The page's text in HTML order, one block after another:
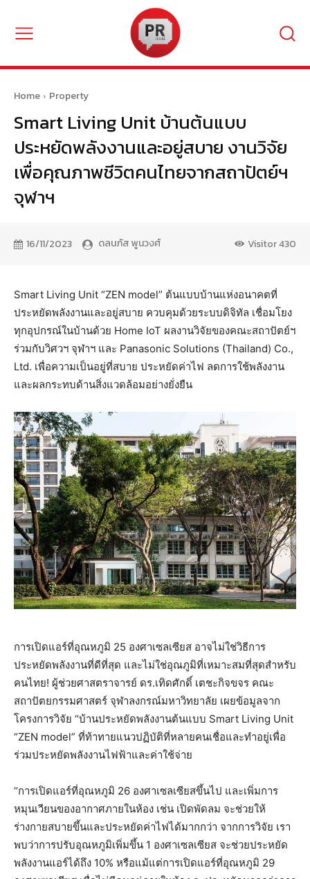
Home Property
Smart Living Unit บ้านต้นแบบ
ประหยัดพลังงานและอยู่สบาย งานวิจัย
เพื่อคุณภาพชีวิตคนไทยจากสถาปัตย์ฯ
จุฬาฯ
16/11/2023 ดลนภัส พูนวงศ์ Visitor430
Smart Living Unit “ZEN model” ต้นแบบบ้านแห่งอนาคตที่
ประหยัดพลังงานและอยู่สบาย ควบคุมด้วยระบบดิจิทัล เชื่อมโยง
ทุกอุปกรณ์ในบ้านด้วย Home IoT ผลงานวิจัยของคณะสถาปัตย์ฯ
ร่วมกับวิศวฯ จุฬาฯ และ Panasonic Solutions (Thailand) Co.,
Ltd. เพื่อความเป็นอยู่ที่สบาย ประหยัดค่าไฟ ลดการใช้พลังงาน
และผลกระทบด้านสิ่งแวดล้อมอย่างยั่งยืน
การเปิดแอร์ที่อุณหภูมิ 25 องศาเซลเซียส อาจไม่ใช่วิธีการ
ประหยัดพลังงานที่ดีที่สุด และไม่ใช่อุณภูมิที่เหมาะสมที่สุดสำหรับ
คนไทย! ผู้ช่วยศาสตราจารย์ ดร.เทิดศักดิ์ เตชะกิจขจร คณะ
สถาปัตยกรรมศาสตร์ จุฬาลงกรณ์มหาวิทยาลัย เผยข้อมูลจาก
โครงการวิจัย “บ้านประหยัดพลังงานต้นแบบ Smart Living Unit
“ZEN model” ที่ท้าทายแนวปฏิบัติที่หลายคนเชื่อและทำอยู่เพื่อ
ร่วมประหยัดพลังงานไฟฟ้าและค่าใช้จ่าย
“การเปิดแอร์ที่อุณหภูมิ 26 องศาเซลเซียสขึ้นไป และเพิ่มการ
หมุนเวียนของอากาศภายในห้อง เช่น เปิดพัดลม จะช่วยให้
ร่างกายสบายขึ้นและประหยัดค่าไฟได้มากกว่า จากการวิจัย เรา
พบว่าการปรับอุณหภูมิเพิ่มขึ้น 1 องศาเซลเซียส จะช่วยประหยัด
พลังงานแอร์ได้ถึง 10% หรือแม้แต่การเปิดแอร์ที่อุณหภูมิ 29